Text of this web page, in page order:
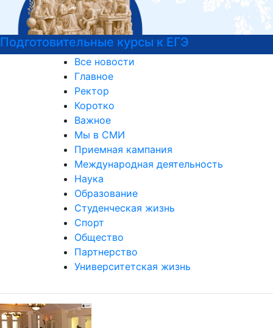
Центр карьеры
Все новости
Главное
Ректор
Коротко
Важное
Мы в СМИ
Приемная кампания
Международная деятельность
Наука
Образование
Студенческая жизнь
Спорт
Общество
Партнерство
Университетская жизнь